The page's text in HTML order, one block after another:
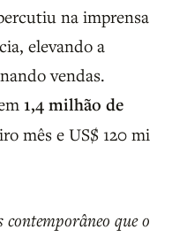
na imprensa
elevando a
vendas.
1,4 milhão de
mês e US$ 120 mi
contemporâneo que o